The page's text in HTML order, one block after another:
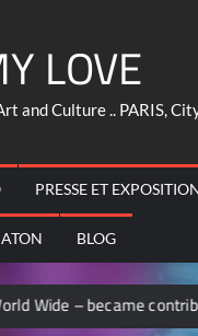
LOVE
and Culture .. PARIS, City
PRESSE ET
BLOG
became contributor ..